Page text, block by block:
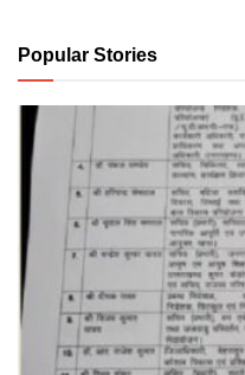
Popular Stories